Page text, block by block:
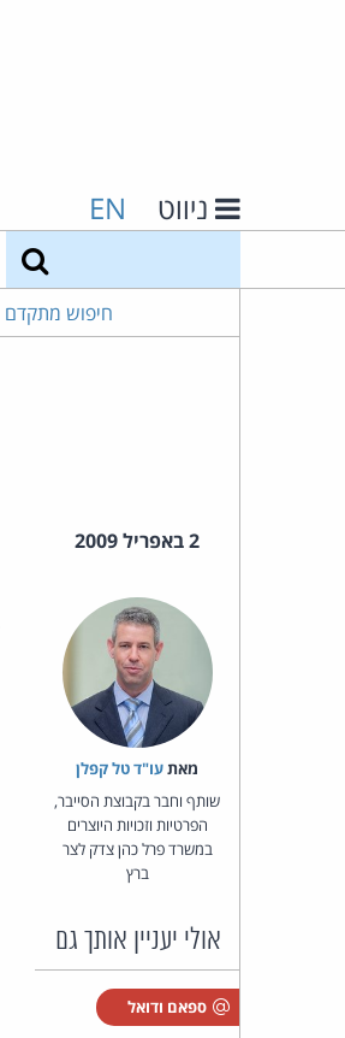
ניווט EN
חיפוש מתקדם
2 באפריל 2009
מאת‏עו"ד טל קפלן
שותף וחבר בקבוצת הסייבר,
הפרטיות וזכויות היוצרים
במשרד פרל כהן צדק לצר
ברץ
אולי יעניין אותך גם
ספאם ודואל